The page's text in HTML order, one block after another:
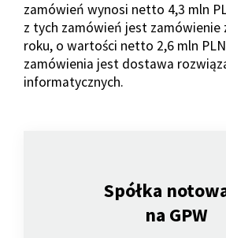
zamówień wynosi netto 4,3 mln
z tych zamówień jest zamówienie
roku, o wartości netto 2,6 mln
zamówienia jest dostawa
informatycznych.
Spółka
na GPW